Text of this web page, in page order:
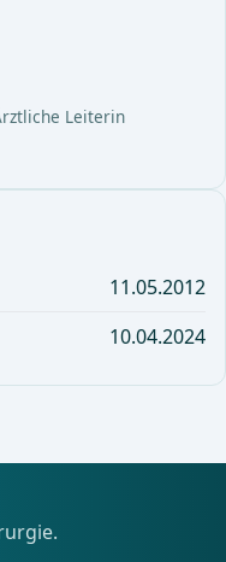
Leiterin
11.05.2012
10.04.2024